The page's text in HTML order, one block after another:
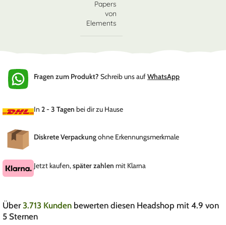
Papers
von
Elements
Fragen zum Produkt? Schreib uns aufWhatsApp
In 2 - 3 Tagen bei dir zu Hause
Diskrete Verpackungohne Erkennungsmerkmale
Jetzt kaufen,später zahlen mit Klarna
Über3.713 Kunden bewerten diesen Headshop mit 4.9 von
5 Sternen